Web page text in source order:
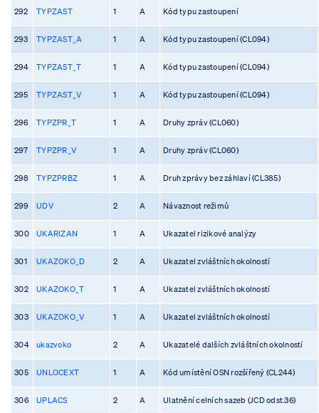
292 TYPZAST 1 A Kód typu zastoupení
293 TYPZAST_A 1 A Kód typu zastoupení (CL094)
294 TYPZAST_T 1 A Kód typu zastoupení (CL094)
295 TYPZAST_V 1 A Kód typu zastoupení (CL094)
296 TYPZPR_T 1 A Druhy zpráv (CL060)
297 TYPZPR_V 1 A Druhy zpráv (CL060)
298 TYPZPRBZ 1 A Druh zprávy bez záhlaví (CL385)
299 UDV 2 A Návaznost režimů
300 UKARIZAN 1 A Ukazatel rizikové analýzy
301 UKAZOKO_D 2 A Ukazatel zvláštních okolností
302 UKAZOKO_T 1 A Ukazatel zvláštních okolností
303 UKAZOKO_V 1 A Ukazatel zvláštních okolností
304 ukazvoko 2 A Ukazatelé dalších zvláštních okolností
305 UNLOCEXT 1 A Kód umístění OSN rozšířený (CL244)
306 UPLACS 2 A Ulatnění celních sazeb (JCD odst.36)